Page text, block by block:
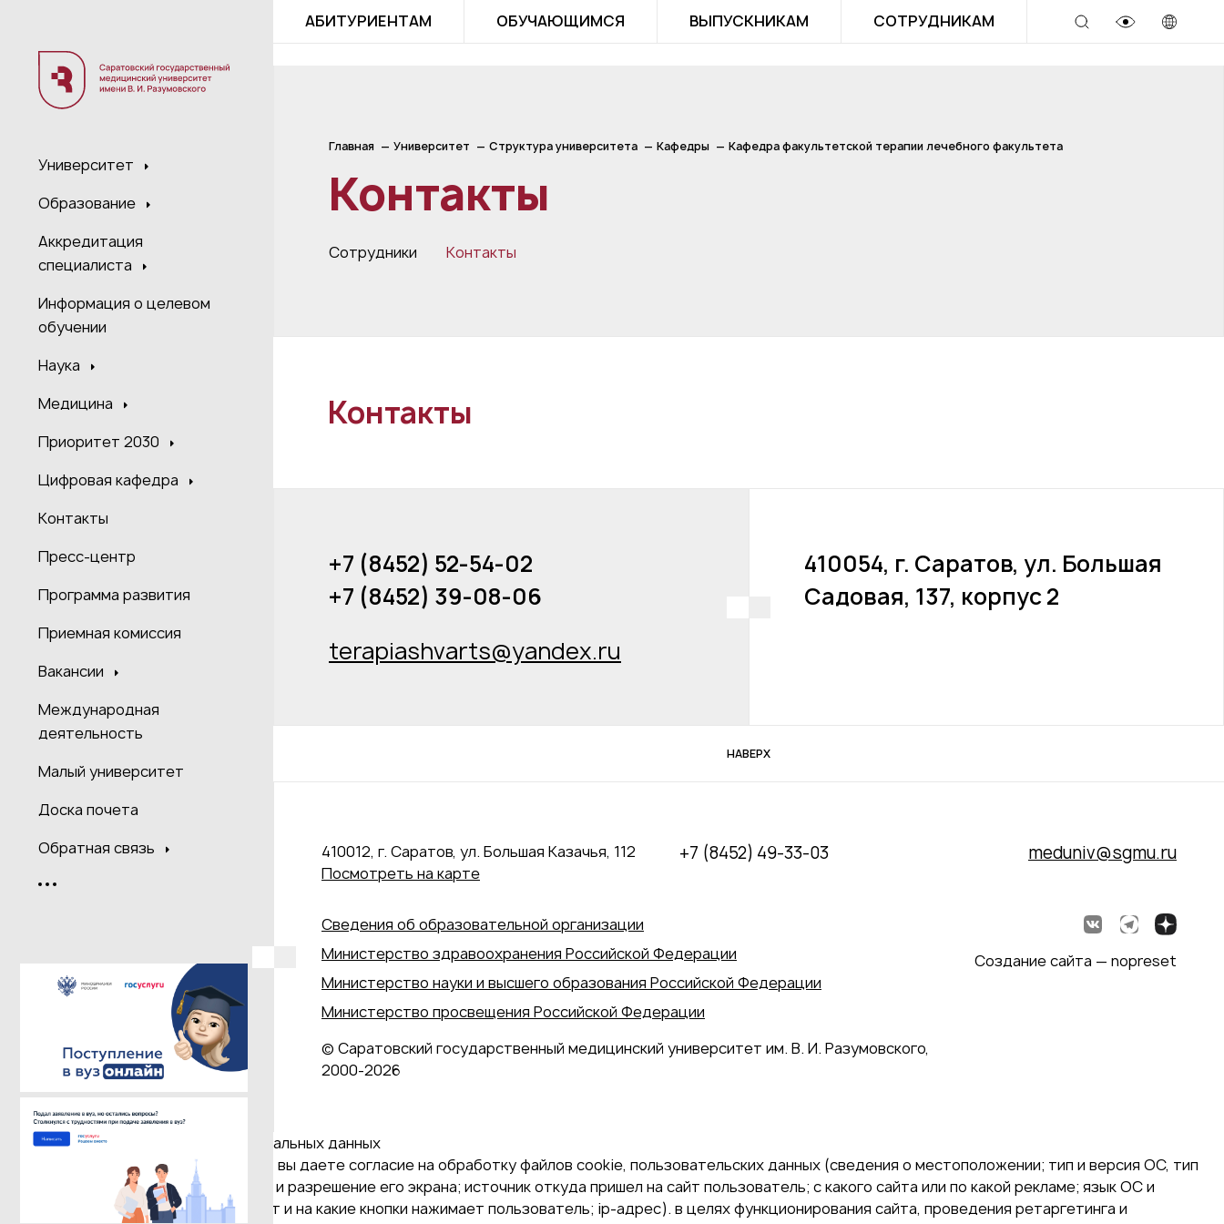
Университет
Образование
Аккредитация
специалиста
Информация о целевом
обучении
Наука
Медицина
Приоритет 2030
Цифровая кафедра
Контакты
Пресс-центр
Программа развития
Приемная комиссия
Вакансии
Международная
деятельность
Малый университет
Доска почета
Обратная связь
АБИТУРИЕНТАМ ОБУЧАЮЩИМСЯ ВЫПУСКНИКАМ СОТРУДНИКАМ
Главная Университет Структура университета Кафедры Кафедра факультетской терапии лечебного факультета
Контакты
Сотрудники Контакты
Контакты
+7 (8452) 52-54-02
+7 (8452) 39-08-06
terapiashvarts@yandex.ru
410054, г. Саратов, ул. Большая
Садовая, 137, корпус 2
НАВЕРХ
410012, г. Саратов, ул. Большая Казачья, 112
Посмотреть на карте
+7 (8452) 49-33-03 meduniv@sgmu.ru
Сведения об образовательной организации
Министерство здравоохранения Российской Федерации
Министерство науки и высшего образования Российской Федерации
Министерство просвещения Российской Федерации
© Саратовский государственный медицинский университет им. В. И. Разумовского,
2000‑2026
Создание сайта — nopreset
Даю согласие на обработку персональных данных
Продолжая использовать наш сайт, вы даете согласие на обработку файлов cookie, пользовательских данных (сведения о местоположении; тип и версия ОС, тип
и версия Браузера; тип устройства и разрешение его экрана; источник откуда пришел на сайт пользователь; с какого сайта или по какой рекламе; язык ОС и
Браузер; какие страницы открывает и на какие кнопки нажимает пользователь; ip-адрес). в целях функционирования сайта, проведения ретаргетинга и